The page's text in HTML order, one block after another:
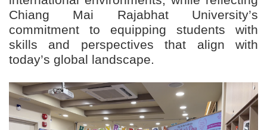
Chiang Mai Rajabhat University’s
commitment to equipping students with
skills and perspectives that align with
today’s global landscape.